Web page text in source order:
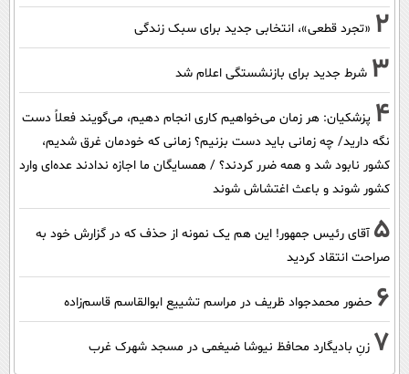
2 «تجرد قطعی»، انتخابی جدید برای سبک زندگی
3 شرط جدید برای بازنشستگی اعلام شد
4 پزشکیان: هر زمان می‌خواهیم کاری انجام دهیم، می‌گویند فعلاً دست
نگه دارید/ چه زمانی باید دست بزنیم؟ زمانی که خودمان غرق شدیم،
کشور نابود شد و همه ضرر کردند؟ / همسایگان ما اجازه ندادند عده‌ای وارد
کشور شوند و باعث اغتشاش شوند
5 آقای رئیس جمهور! این هم یک نمونه از حذف که در گزارش خود به
صراحت انتقاد کردید
6 حضور محمدجواد ظریف در مراسم تشییع ابوالقاسم قاسم‌زاده
7 زنِ بادیگارد محافظ نیوشا ضیغمی در مسجد شهرک غرب